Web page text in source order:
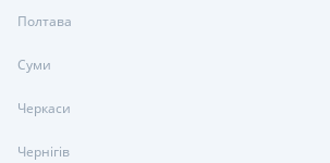
Полтава
Суми
Черкаси
Чернігів